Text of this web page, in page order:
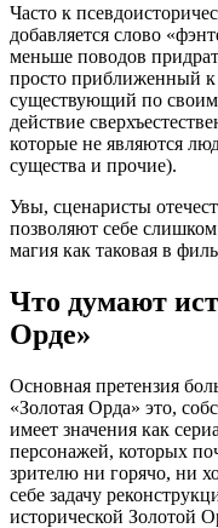
Часто к
добавляется слово
меньше поводов
просто приближенный
существующий по
действие
которые не являются
существа и прочие).
Увы, сценаристы
позволяют себе
магия как таковая в
Что думают
Орде»
Основная претензия
«Золотая Орда» это,
имеет значения как
персонажей, которых
зрителю ни горячо, ни
себе задачу
исторической Золотой